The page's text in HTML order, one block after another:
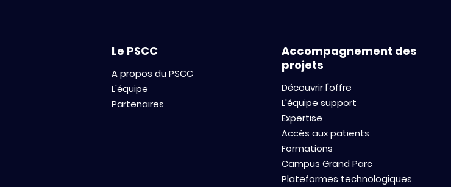
Le PSCC
A propos du PSCC
L'équipe
Partenaires
Accompagnement des
projets
Découvrir l'offre
L'équipe support
Expertise
Accès aux patients
Formations
Campus Grand Parc
Plateformes technologiques